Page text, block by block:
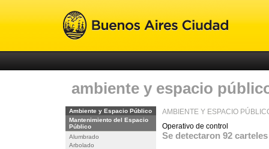
ambiente y espacio
Ambiente y Espacio Público
Mantenimiento del Espacio
Público
Alumbrado
Arbolado
AMBIENTE Y ESPACIO
Operativo de control
Se detectaron 92